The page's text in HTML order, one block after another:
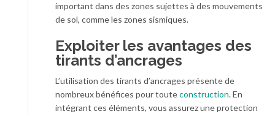
important dans des zones sujettes à des mouvements
de sol, comme les zones sismiques.
Exploiter les avantages des
tirants d’ancrages
L’utilisation des tirants d’ancrages présente de
nombreux bénéfices pour touteconstruction. En
intégrant ces éléments, vous assurez une protection